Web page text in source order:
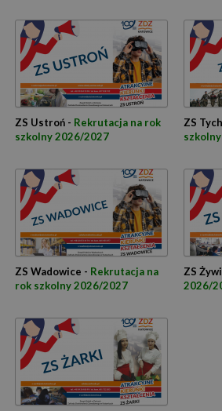
ZS Ustroń - Rekrutacja na rok
szkolny 2026/2027
ZS
ZS Wadowice - Rekrutacja na
rok szkolny 2026/2027
ZS
2026/